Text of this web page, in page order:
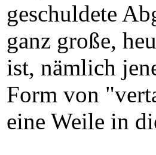
geschuldete
ganz große,
ist, nämlich
Form von
eine Weile in